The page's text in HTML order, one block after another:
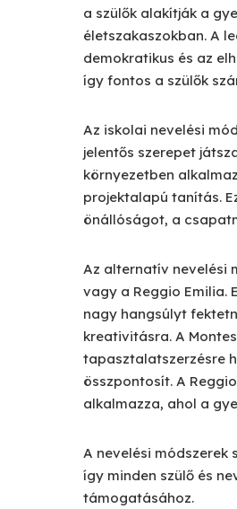
a szülők alakítják a
életszakaszokban. A
demokratikus és az
így fontos a szülők
Az iskolai nevelési
jelentős szerepet
környezetben
projektalapú tanítás.
önállóságot, a
Az alternatív nevelési
vagy a Reggio Emilia.
nagy hangsúlyt
kreativitásra. A
tapasztalatszerzésre
összpontosít. A
alkalmazza, ahol a
A nevelési
így minden szülő és
támogatásához.